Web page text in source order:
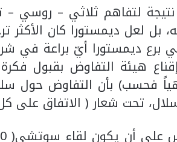
لتفاهم ثلاثي – روسي –
بل لعل ديمستورا كان الأكثر
إقناع هيئة التفاوض بقبول
فحسب) بأن التفاوض حول
تحت شعار ( الاتفاق